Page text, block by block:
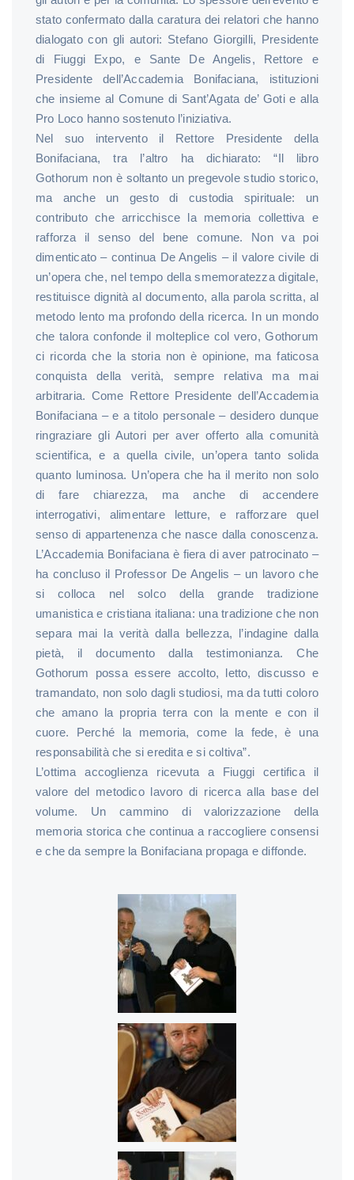
stato confermato dalla caratura dei relatori che hanno
dialogato con gli autori: Stefano Giorgilli, Presidente
di Fiuggi Expo, e Sante De Angelis, Rettore e
Presidente dell’Accademia Bonifaciana, istituzioni
che insieme al Comune di Sant’Agata de’ Goti e alla
Pro Loco hanno sostenuto l’iniziativa.
Nel suo intervento il Rettore Presidente della
Bonifaciana, tra l’altro ha dichiarato: “Il libro
Gothorum non è soltanto un pregevole studio storico,
ma anche un gesto di custodia spirituale: un
contributo che arricchisce la memoria collettiva e
rafforza il senso del bene comune. Non va poi
dimenticato – continua De Angelis – il valore civile di
un’opera che, nel tempo della smemoratezza digitale,
restituisce dignità al documento, alla parola scritta, al
metodo lento ma profondo della ricerca. In un mondo
che talora confonde il molteplice col vero, Gothorum
ci ricorda che la storia non è opinione, ma faticosa
conquista della verità, sempre relativa ma mai
arbitraria. Come Rettore Presidente dell’Accademia
Bonifaciana – e a titolo personale – desidero dunque
ringraziare gli Autori per aver offerto alla comunità
scientifica, e a quella civile, un’opera tanto solida
quanto luminosa. Un’opera che ha il merito non solo
di fare chiarezza, ma anche di accendere
interrogativi, alimentare letture, e rafforzare quel
senso di appartenenza che nasce dalla conoscenza.
L’Accademia Bonifaciana è fiera di aver patrocinato –
ha concluso il Professor De Angelis – un lavoro che
si colloca nel solco della grande tradizione
umanistica e cristiana italiana: una tradizione che non
separa mai la verità dalla bellezza, l’indagine dalla
pietà, il documento dalla testimonianza. Che
Gothorum possa essere accolto, letto, discusso e
tramandato, non solo dagli studiosi, ma da tutti coloro
che amano la propria terra con la mente e con il
cuore. Perché la memoria, come la fede, è una
responsabilità che si eredita e si coltiva”.
L’ottima accoglienza ricevuta a Fiuggi certifica il
valore del metodico lavoro di ricerca alla base del
volume. Un cammino di valorizzazione della
memoria storica che continua a raccogliere consensi
e che da sempre la Bonifaciana propaga e diffonde.